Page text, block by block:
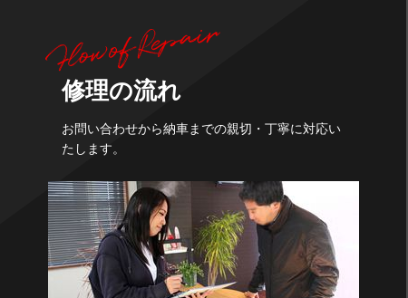
修理の流れ
お問い合わせから納車までの親切・丁寧に対応い
たします。